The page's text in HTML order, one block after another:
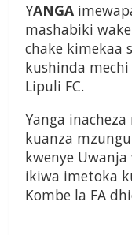
YANGA
mashabiki
chake kimekaa
kushinda
Lipuli FC.
Yanga
kuanza
kwenye
ikiwa imetoka
Kombe la FA